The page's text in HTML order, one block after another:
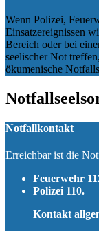
Wenn Polizei,
Einsatzereignissen
Bereich oder bei
seelischer Not
ökumenische
Notfallkontakt
Erreichbar ist die
Feuerwehr
Polizei 110.
Kontakt